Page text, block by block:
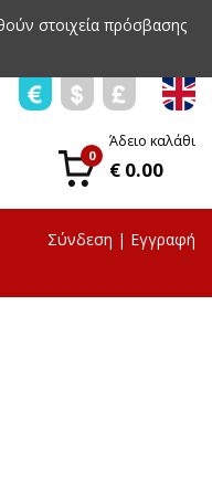
στοιχεία πρόσβασης
0
Άδειο καλάθι
€ 0.00
Σύνδεση | Εγγραφή